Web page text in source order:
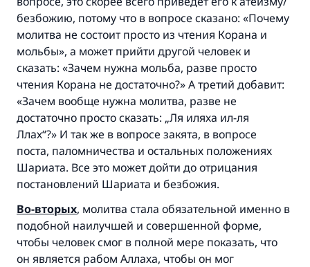
безбожию, потому что в вопросе сказано: «Почему
молитва не состоит просто из чтения Корана и
мольбы», а может прийти другой человек и
сказать: «Зачем нужна мольба, разве просто
чтения Корана не достаточно?» А третий добавит:
«Зачем вообще нужна молитва, разве не
достаточно просто сказать: „Ля иляха ил-ля
Ллах“?» И так же в вопросе закята, в вопросе
поста, паломничества и остальных положениях
Шариата. Все это может дойти до отрицания
постановлений Шариата и безбожия.
Во-вторых, молитва стала обязательной именно в
подобной наилучшей и совершенной форме,
чтобы человек смог в полной мере показать, что
он является рабом Аллаха, чтобы он мог